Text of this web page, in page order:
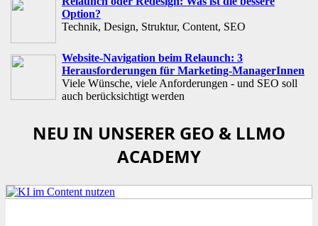
Option?
Technik, Design, Struktur, Content, SEO
Website-Navigation beim Relaunch: 3
Herausforderungen für Marketing-ManagerInnen
Viele Wünsche, viele Anforderungen - und SEO soll
auch berücksichtigt werden
NEU IN UNSERER GEO & LLMO
ACADEMY